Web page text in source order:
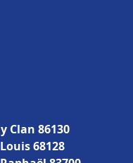
Clan 86130
68128